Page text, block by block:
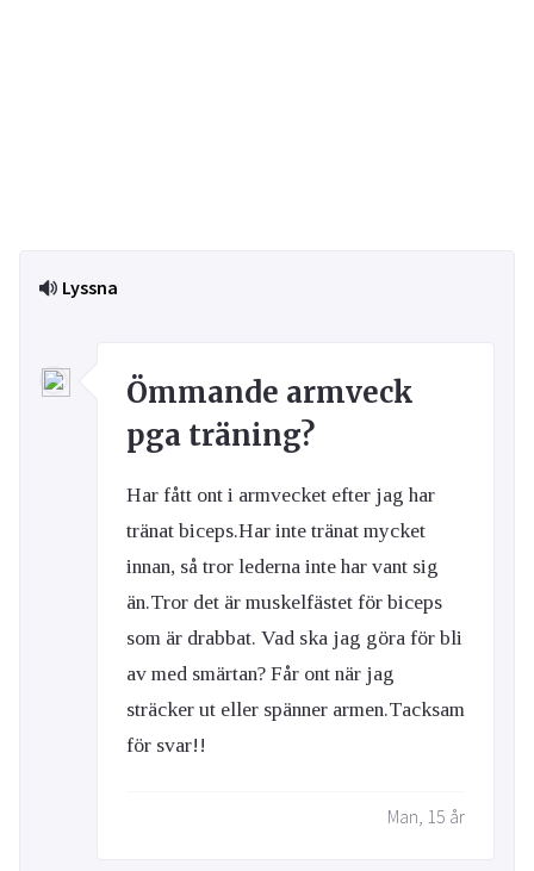
Lyssna
Ömmande armveck
pga träning?
Har fått ont i armvecket efter jag har
tränat biceps.Har inte tränat mycket
innan, så tror lederna inte har vant sig
än.Tror det är muskelfästet för biceps
som är drabbat. Vad ska jag göra för bli
av med smärtan? Får ont när jag
sträcker ut eller spänner armen.Tacksam
för svar!!
Man, 15 år